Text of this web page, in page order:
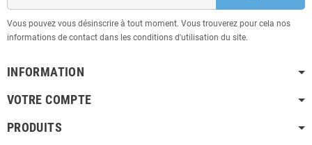
Vous pouvez vous désinscrire à tout moment. Vous trouverez pour cela nos
informations de contact dans les conditions d'utilisation du site.
INFORMATION
VOTRE COMPTE
PRODUITS